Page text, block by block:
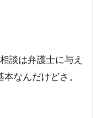
談は弁護士に与え
なんだけどさ。